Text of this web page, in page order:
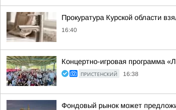
Прокуратура Курской области
16:40
Концертно-игровая программа
ПРИСТЕНСКИЙ 16:38
Фондовый рынок может